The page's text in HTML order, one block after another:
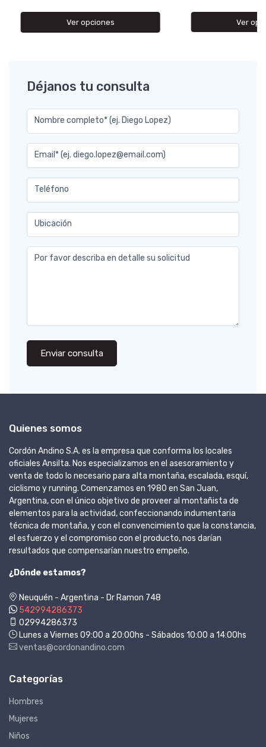
Ver opciones Ver
Déjanos tu consulta
Nombre completo* (ej. Diego Lopez)
Email* (ej. diego.lopez@email.com)
Teléfono
Ubicación
Por favor describa en detalle su solicitud
Enviar consulta
Quienes somos
Cordón Andino S.A. es la empresa que conforma los locales
oficiales Ansilta. Nos especializamos en el asesoramiento y
venta de todo lo necesario para alta montaña, escalada, esquí,
ciclismo y running. Comenzamos en 1980 en San Juan,
Argentina, con el único objetivo de proveer al montañista de
elementos para la actividad, confeccionando indumentaria
técnica de montaña, y con el convencimiento que la constancia,
el esfuerzo y el compromiso con el producto, nos darían
resultados que compensarían nuestro empeño.
¿Dónde estamos?
Neuquén - Argentina - Dr Ramon 748
542994286373
02994286373
Lunes a Viernes 09:00 a 20:00hs - Sábados 10:00 a 14:00hs
ventas@cordonandino.com
Categorías
Hombres
Mujeres
Niños